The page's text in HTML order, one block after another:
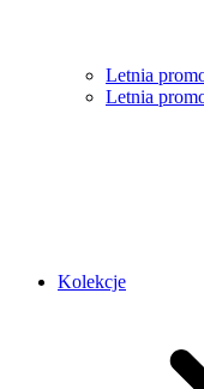
Letnia
Letnia
Kolekcje